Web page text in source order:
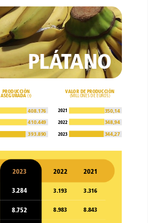
PLÁTANO
408.176 350,14
2021
410.449 2022 348,94
393.890 2023 344,27
PRODUCCIÓN
ASEGURADA (t)
VALOR DE PRODUCCIÓN
(MILLONES DE EUROS)
2023 2022 2021
3.284 3.193 3.316
8.752 8.983 8.843